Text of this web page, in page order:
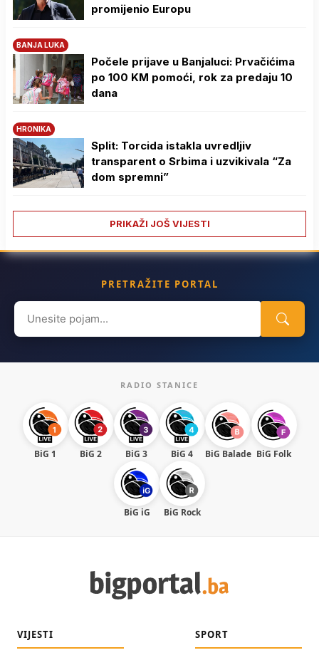
promijenio Europu
BANJA LUKA
Počele prijave u Banjaluci: Prvačićima
po 100 KM pomoći, rok za predaju 10
dana
HRONIKA
Split: Torcida istakla uvredljiv
transparent o Srbima i uzvikivala “Za
dom spremni”
PRIKAŽI JOŠ VIJESTI
PRETRAŽITE PORTAL
Search
for:
RADIO STANICE
BiG 1 BiG 2 BiG 3 BiG 4 BiG Balade BiG Folk
BiG iG BiG Rock
VIJESTI SPORT